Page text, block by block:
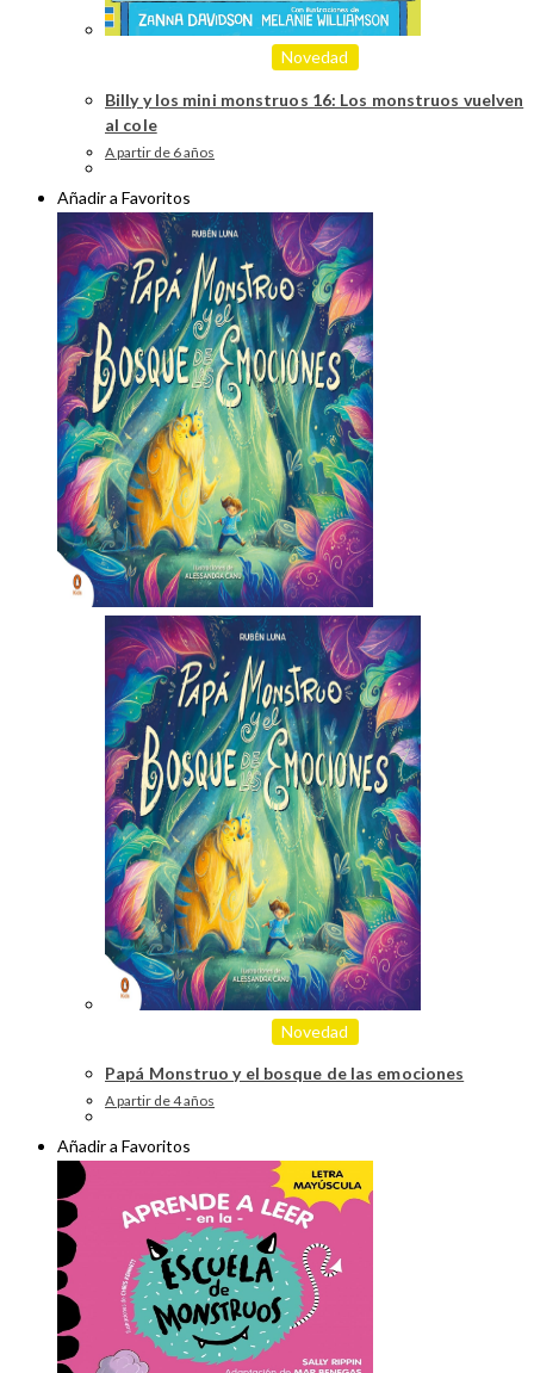
Novedad
Billy y los mini monstruos 16: Los monstruos vuelven
al cole
A partir de 6 años
Añadir a Favoritos
Novedad
Papá Monstruo y el bosque de las emociones
A partir de 4 años
Añadir a Favoritos